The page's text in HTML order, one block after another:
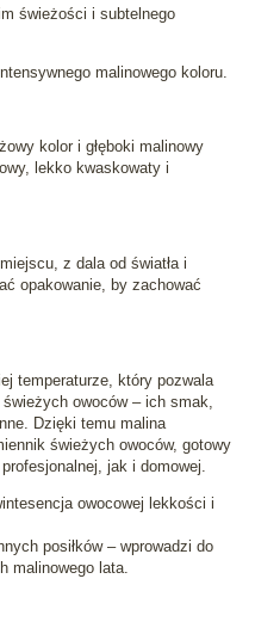
świeżości i subtelnego
malinowego koloru.
kolor i głęboki malinowy
lekko kwaskowaty i
z dala od światła i
opakowanie, by zachować
temperaturze, który pozwala
owoców – ich smak,
Dzięki temu malina
świeżych owoców, gotowy
jak i domowej.
owocowej lekkości i
posiłków – wprowadzi do
malinowego lata.